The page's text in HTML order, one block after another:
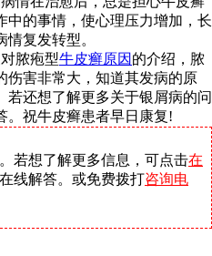
中的事情，使心理压力增加，长
复发转型。
脓疱型牛皮癣原因 的介绍，脓
伤害非常大，知道其发病的原
若还想了解更多关于银屑病的问
。祝牛皮癣患者早日康复!
若想了解更多信息，可点击在
线解答。或免费拨打咨询电